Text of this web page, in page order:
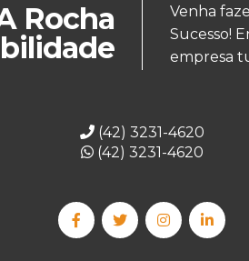
Rocha
Venha
Sucesso!
empresa
(42) 3231-4620
(42) 3231-4620